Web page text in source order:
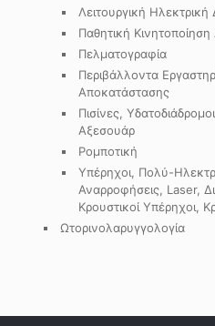
Λειτουργική Ηλεκτρική
Παθητική
Πελματογραφία
Περιβάλλοντα
Αποκατάστασης
Πισίνες,
Αξεσουάρ
Ρομποτική
Υπέρηχοι, Πολύ-
Αναρροφήσεις, Laser,
Κρουστικοί Υπέρηχοι,
Ωτορινολαρυγγολογία